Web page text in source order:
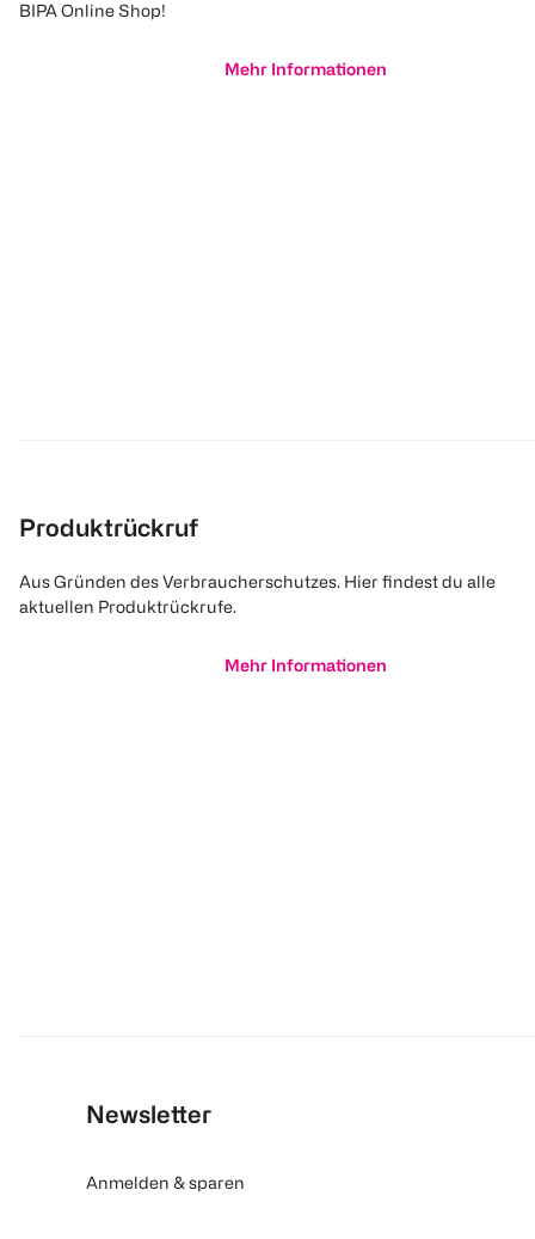
BIPA Online Shop!
Mehr Informationen
Produktrückruf
Aus Gründen des Verbraucherschutzes. Hier findest du alle
aktuellen Produktrückrufe.
Mehr Informationen
Newsletter
Anmelden & sparen